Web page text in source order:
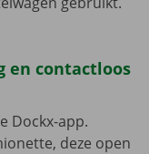
en contactloos
Dockx-app.
deze open